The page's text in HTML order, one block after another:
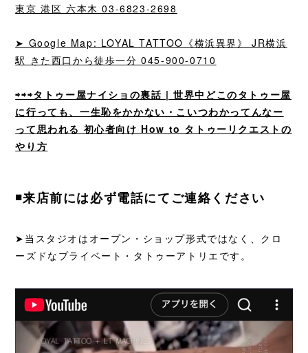
東京 港区 六本木 03-6823-2698
➤ Google Map: LOYAL TATTOO《横浜異界》 JR横浜
駅 きた西口から徒歩一分 045-900-0710
⇨⇨⇨タトゥー屋ナイショの裏話 | 世界中どこのタトゥー屋
に行っても、一生恥をかかない・こいつわかってんなー
って思われる 初心者向け How to タトゥーリクエストの
やり方
◾️来店前には必ず電話にてご連絡ください
➤当スタジオはオープン・ショップ形式ではなく、クロ
ーズドなプライベート・タトゥーアトリエです。